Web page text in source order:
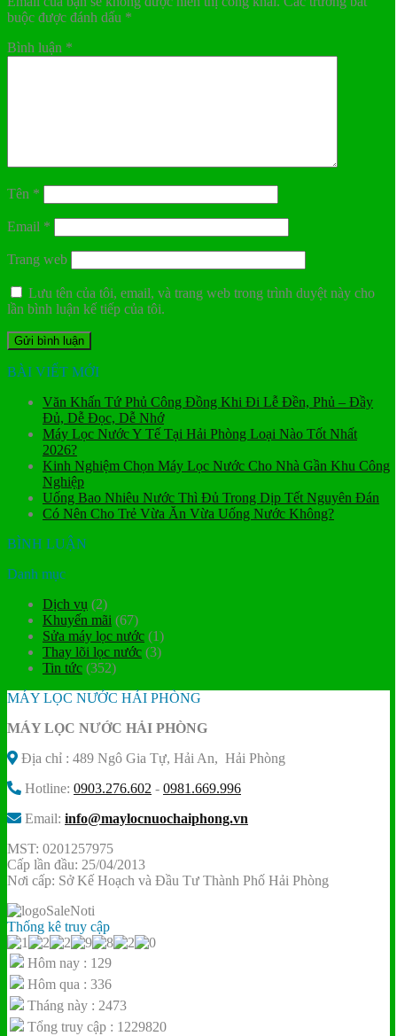
buộc được đánh dấu *
Bình luận *
Tên *
Email *
Trang web
Lưu tên của tôi, email, và trang web trong trình duyệt này cho
lần bình luận kế tiếp của tôi.
BÀI VIẾT MỚI
Văn Khấn Tứ Phủ Công Đồng Khi Đi Lễ Đền, Phủ – Đầy
Đủ, Dễ Đọc, Dễ Nhớ
Máy Lọc Nước Y Tế Tại Hải Phòng Loại Nào Tốt Nhất
2026?
Kinh Nghiệm Chọn Máy Lọc Nước Cho Nhà Gần Khu Công
Nghiệp
Uống Bao Nhiêu Nước Thì Đủ Trong Dịp Tết Nguyên Đán
Có Nên Cho Trẻ Vừa Ăn Vừa Uống Nước Không?
BÌNH LUẬN
Danh mục
Dịch vụ (2)
Khuyến mãi (67)
Sửa máy lọc nước (1)
Thay lõi lọc nước (3)
Tin tức (352)
MÁY LỌC NƯỚC HẢI PHÒNG
MÁY LỌC NƯỚC HẢI PHÒNG
Địa chỉ : 489 Ngô Gia Tự, Hải An, Hải Phòng
Hotline: 0903.276.602 - 0981.669.996
Email: info@maylocnuochaiphong.vn
MST: 0201257975
Cấp lần đầu: 25/04/2013
Nơi cấp: Sở Kế Hoạch và Đầu Tư Thành Phố Hải Phòng
Thống kê truy cập
Hôm nay : 129
Hôm qua : 336
Tháng này : 2473
Tổng truy cập : 1229820